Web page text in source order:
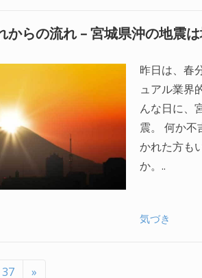
からの流れ – 宮城県沖の地震
昨日は、春
ュアル業界
んな日に、
震。 何か不
かれた方も
か。..
気づき
37 »